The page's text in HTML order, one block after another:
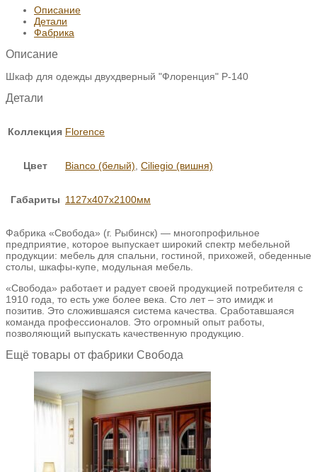
Описание
Детали
Фабрика
Описание
Шкаф для одежды двухдверный "Флоренция" Р-140
Детали
Коллекция Florence
Цвет Bianco (белый) Ciliegio (вишня)
Габариты 1127х407х2100мм
Фабрика «Свобода» (г. Рыбинск) — многопрофильное
предприятие, которое выпускает широкий спектр мебельной
продукции: мебель для спальни, гостиной, прихожей, обеденные
столы, шкафы-купе, модульная мебель.
«Свобода» работает и радует своей продукцией потребителя с
1910 года, то есть уже более века. Сто лет – это имидж и
позитив. Это сложившаяся система качества. Сработавшаяся
команда профессионалов. Это огромный опыт работы,
позволяющий выпускать качественную продукцию.
Ещё товары от фабрики Свобода